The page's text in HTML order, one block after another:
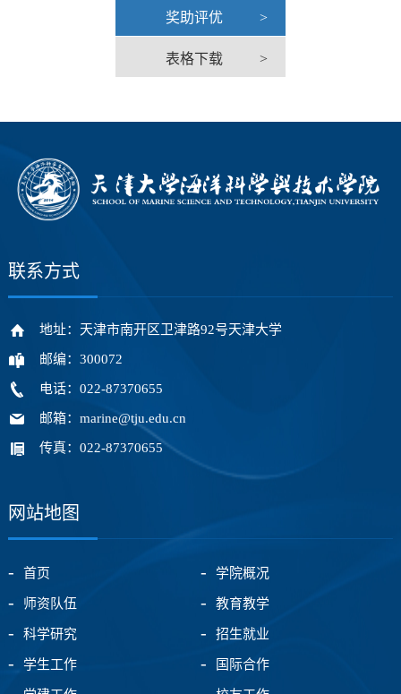
奖助评优 >
表格下载 >
联系方式
地址：天津市南开区卫津路92号天津大学
邮编：300072
电话：022-87370655
邮箱：marine@tju.edu.cn
传真：022-87370655
网站地图
首页 学院概况
师资队伍 教育教学
科学研究 招生就业
学生工作 国际合作